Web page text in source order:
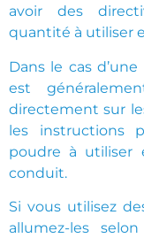
avoir des
quantité à utiliser
Dans le cas
est
directement sur
les instructions
poudre à utiliser
conduit.
Si vous utilisez
allumez-les